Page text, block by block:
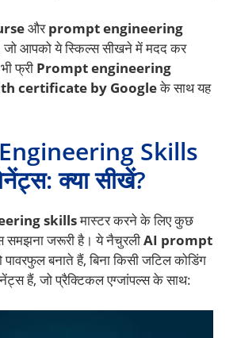
औरprompt engineering
जो आपको ये स्किल्स सीखने में मदद कर
फ्री Prompt engineering
certificate by Googleके साथ यह
Skills
क्या सीखें?
skillsमास्टर करने के लिए कुछ
समझना जरूरी है। ये नैचुरलीAI prompt
पावरफुल बनाते हैं, बिना किसी जटिल कोडिंग
हैं, जो प्रैक्टिकल एग्जांपल्स के साथ: